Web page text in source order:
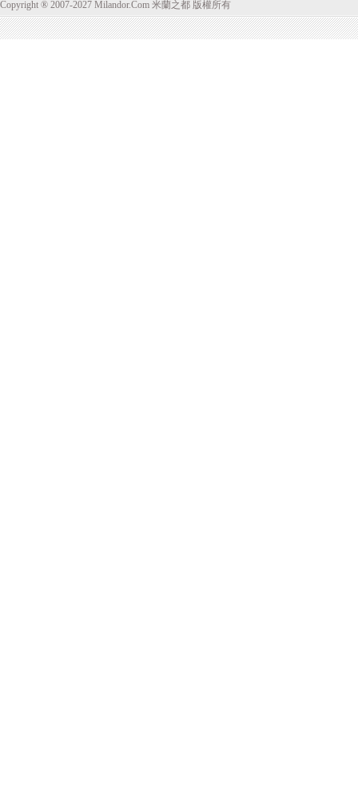
Copyright ® 2007-2027 Milandor.Com 米蘭之都 版權所有